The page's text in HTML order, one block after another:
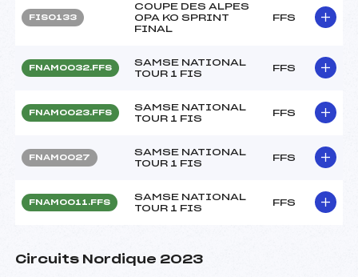
FIS0133
COUPE DES ALPES
OPA KO SPRINT
FINAL
FFS
FNAM0032.FFS
SAMSE NATIONAL
TOUR 1 FIS
FFS
FNAM0023.FFS
SAMSE NATIONAL
TOUR 1 FIS
FFS
FNAM0027
SAMSE NATIONAL
TOUR 1 FIS
FFS
FNAM0011.FFS
SAMSE NATIONAL
TOUR 1 FIS
FFS
Circuits Nordique 2023